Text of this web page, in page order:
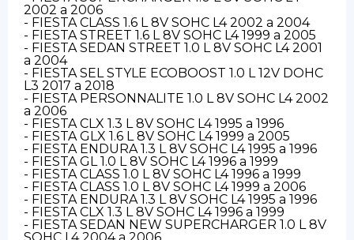
2002 a 2006
- FIESTA CLASS 1.6 L 8V SOHC L4 2002 a 2004
- FIESTA STREET 1.6 L 8V SOHC L4 1999 a 2005
- FIESTA SEDAN STREET 1.0 L 8V SOHC L4 2001
a 2004
- FIESTA SEL STYLE ECOBOOST 1.0 L 12V DOHC
L3 2017 a 2018
- FIESTA PERSONNALITE 1.0 L 8V SOHC L4 2002
a 2006
- FIESTA CLX 1.3 L 8V SOHC L4 1995 a 1996
- FIESTA GLX 1.6 L 8V SOHC L4 1999 a 2005
- FIESTA ENDURA 1.3 L 8V SOHC L4 1995 a 1996
- FIESTA GL 1.0 L 8V SOHC L4 1996 a 1999
- FIESTA CLASS 1.0 L 8V SOHC L4 1996 a 1999
- FIESTA CLASS 1.0 L 8V SOHC L4 1999 a 2006
- FIESTA ENDURA 1.3 L 8V SOHC L4 1995 a 1996
- FIESTA CLX 1.3 L 8V SOHC L4 1996 a 1999
- FIESTA SEDAN NEW SUPERCHARGER 1.0 L 8V